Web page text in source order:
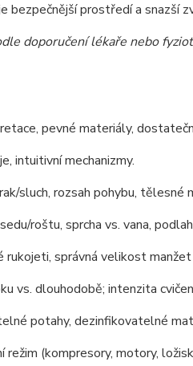
bezpečnější prostředí a snazší
doporučení lékaře nebo
pevné materiály,
intuitivní mechanizmy.
sluch, rozsah pohybu, tělesné
roštu, sprcha vs. vana,
správná velikost manžet
vs. dlouhodobě; intenzita
potahy, dezinfikovatelné
(kompresory, motory,